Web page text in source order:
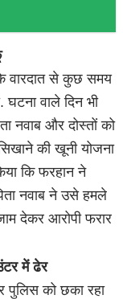
वारदात से कुछ समय
वाले दिन भी
नवाब और दोस्तों को
की खूनी योजना
कि फरहान ने
नवाब ने उसे हमले
देकर आरोपी फरार
में ढेर
पुलिस को छका रहा